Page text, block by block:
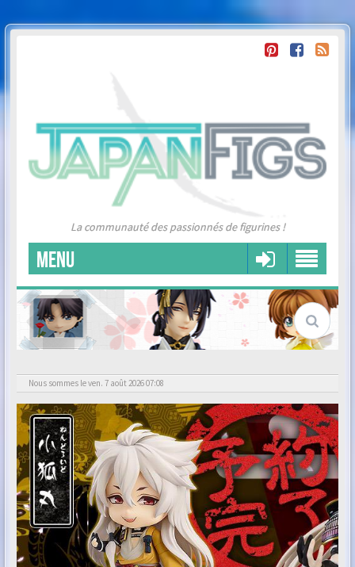
La communauté des passionnés de figurines !
MENU
Nous sommes le ven. 7 août 2026 07:08